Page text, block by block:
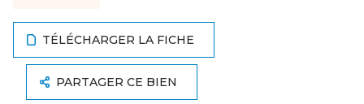
TÉLÉCHARGER LA FICHE
PARTAGER CE BIEN